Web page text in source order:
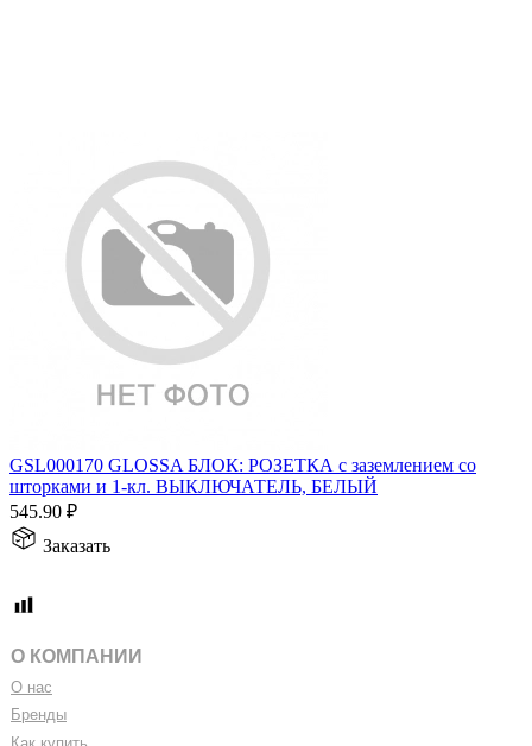
GSL000170 GLOSSA БЛОК: РОЗЕТКА с заземлением со
шторками и 1-кл. ВЫКЛЮЧАТЕЛЬ, БЕЛЫЙ
545.90 ₽
Заказать
О КОМПАНИИ
О нас
Бренды